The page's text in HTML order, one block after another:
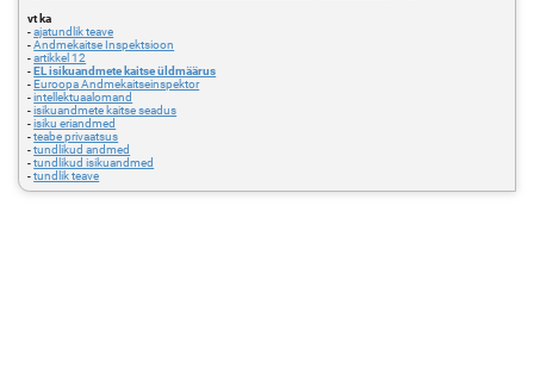
vt ka
-ajatundlik teave
-Andmekaitse Inspektsioon
-artikkel 12
-EL isikuandmete kaitse üldmäärus
-Euroopa Andmekaitseinspektor
-intellektuaalomand
-isikuandmete kaitse seadus
-isiku eriandmed
-teabe privaatsus
-tundlikud andmed
-tundlikud isikuandmed
-tundlik teave